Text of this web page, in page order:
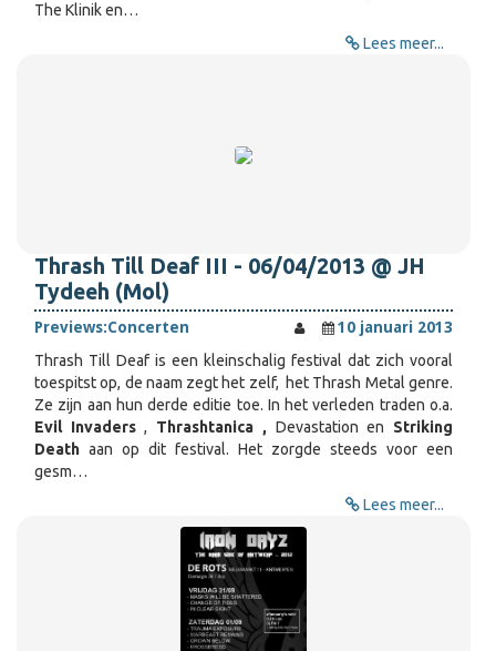
The Klinik en…
Lees meer...
Thrash Till Deaf III - 06/04/2013 @ JH
Tydeeh (Mol)
Previews:Concerten
10 januari 2013
Thrash Till Deaf is een kleinschalig festival dat zich vooral
toespitst op, de naam zegt het zelf, het Thrash Metal genre.
Ze zijn aan hun derde editie toe. In het verleden traden o.a.
Evil Invaders, Thrashtanica , Devastation en Striking
Death aan op dit festival. Het zorgde steeds voor een
gesm…
Lees meer...